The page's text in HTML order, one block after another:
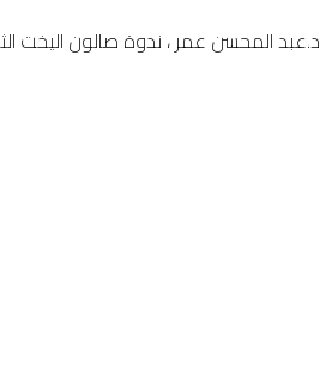
د.عبد المحسن عمر ، ندوة صالون